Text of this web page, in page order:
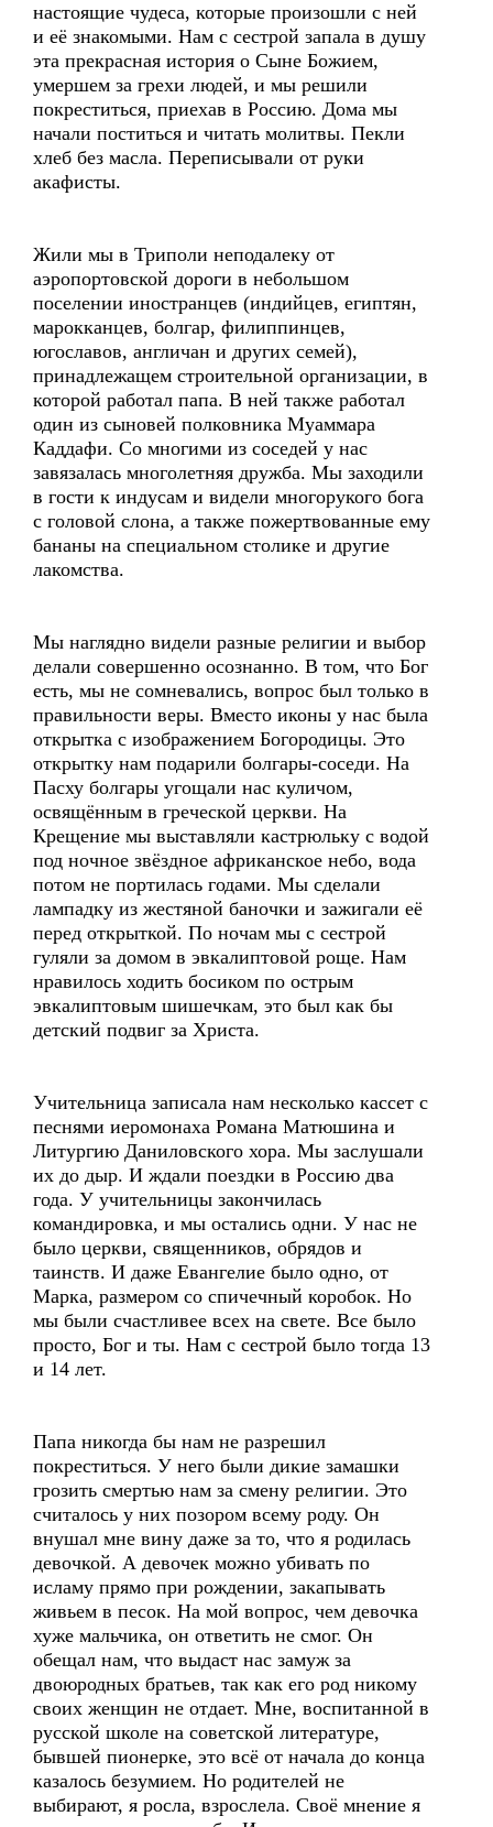
настоящие чудеса, которые произошли с ней
и её знакомыми. Нам с сестрой запала в душу
эта прекрасная история о Сыне Божием,
умершем за грехи людей, и мы решили
покреститься, приехав в Россию. Дома мы
начали поститься и читать молитвы. Пекли
хлеб без масла. Переписывали от руки
акафисты.
Жили мы в Триполи неподалеку от
аэропортовской дороги в небольшом
поселении иностранцев (индийцев, египтян,
марокканцев, болгар, филиппинцев,
югославов, англичан и других семей),
принадлежащем строительной организации, в
которой работал папа. В ней также работал
один из сыновей полковника Муаммара
Каддафи. Со многими из соседей у нас
завязалась многолетняя дружба. Мы заходили
в гости к индусам и видели многорукого бога
с головой слона, а также пожертвованные ему
бананы на специальном столике и другие
лакомства.
Мы наглядно видели разные религии и выбор
делали совершенно осознанно. В том, что Бог
есть, мы не сомневались, вопрос был только в
правильности веры. Вместо иконы у нас была
открытка с изображением Богородицы. Это
открытку нам подарили болгары-соседи. На
Пасху болгары угощали нас куличом,
освящённым в греческой церкви. На
Крещение мы выставляли кастрюльку с водой
под ночное звёздное африканское небо, вода
потом не портилась годами. Мы сделали
лампадку из жестяной баночки и зажигали её
перед открыткой. По ночам мы с сестрой
гуляли за домом в эвкалиптовой роще. Нам
нравилось ходить босиком по острым
эвкалиптовым шишечкам, это был как бы
детский подвиг за Христа.
Учительница записала нам несколько кассет с
песнями иеромонаха Романа Матюшина и
Литургию Даниловского хора. Мы заслушали
их до дыр. И ждали поездки в Россию два
года. У учительницы закончилась
командировка, и мы остались одни. У нас не
было церкви, священников, обрядов и
таинств. И даже Евангелие было одно, от
Марка, размером со спичечный коробок. Но
мы были счастливее всех на свете. Все было
просто, Бог и ты. Нам с сестрой было тогда 13
и 14 лет.
Папа никогда бы нам не разрешил
покреститься. У него были дикие замашки
грозить смертью нам за смену религии. Это
считалось у них позором всему роду. Он
внушал мне вину даже за то, что я родилась
девочкой. А девочек можно убивать по
исламу прямо при рождении, закапывать
живьем в песок. На мой вопрос, чем девочка
хуже мальчика, он ответить не смог. Он
обещал нам, что выдаст нас замуж за
двоюродных братьев, так как его род никому
своих женщин не отдает. Мне, воспитанной в
русской школе на советской литературе,
бывшей пионерке, это всё от начала до конца
казалось безумием. Но родителей не
выбирают, я росла, взрослела. Своё мнение я